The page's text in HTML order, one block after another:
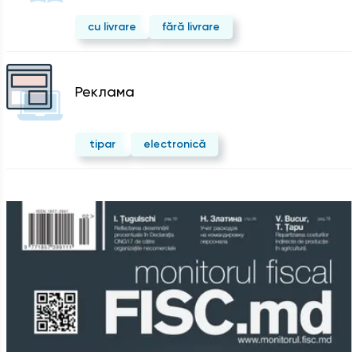
cu livrare fără livrare
Реклама
tipar electronică